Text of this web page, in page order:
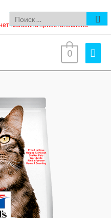
магазина приостановлена
0